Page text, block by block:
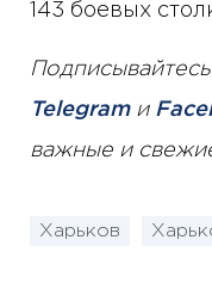
143 боевых
Telegramи
важные и
Харьков